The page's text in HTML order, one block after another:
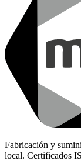
Fabricación y
local. Certificados